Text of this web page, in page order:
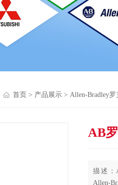
首页 > 产品展示 > Allen-Bradley
AB
描述：
Allen-